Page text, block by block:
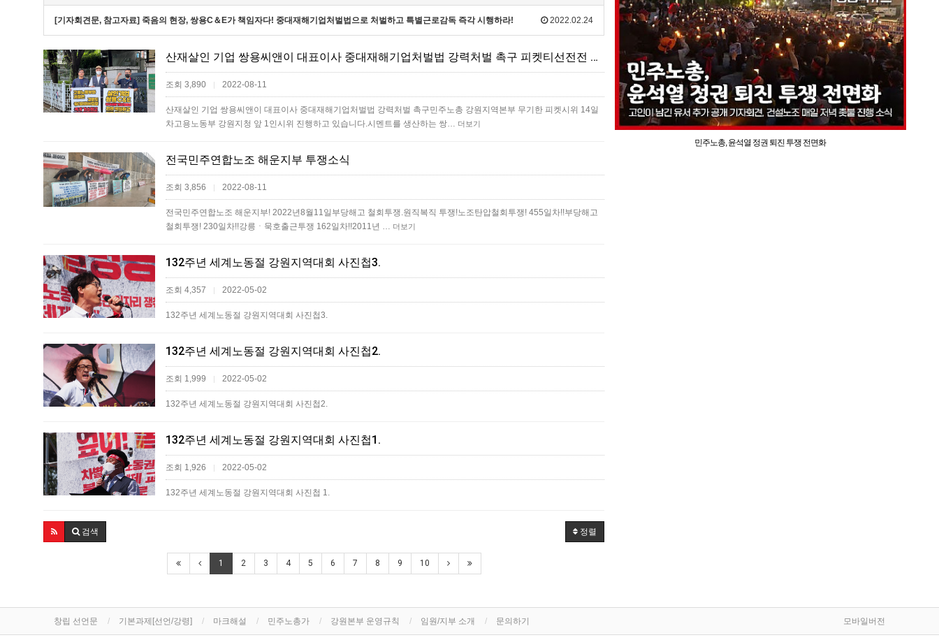
2022.02.24
[기자회견문, 참고자료] 죽음의 현장, 쌍용C＆E가 책임자다! 중대재해기업처벌법으로 처벌하고 특별근로감독 즉각 시행하라!
산재살인 기업 쌍용씨앤이 대표이사 중대재해기업처벌법 강력처벌 촉구 피켓티선전전 진행 중
조회 3,890 | 2022-08-11
산재살인 기업 쌍용씨앤이 대표이사 중대재해기업처벌법 강력처벌 촉구민주노총 강원지역본부 무기한 피켓시위 14일
차고용노동부 강원지청 앞 1인시위 진행하고 있습니다.시멘트를 생산하는 쌍… 더보기
전국민주연합노조 해운지부 투쟁소식
조회 3,856 | 2022-08-11
전국민주연합노조 해운지부! 2022년8월11일부당해고 철회투쟁.원직복직 투쟁!노조탄압철회투쟁! 455일차!!부당해고
철회투쟁! 230일차!!강릉ㆍ묵호출근투쟁 162일차!!2011년 … 더보기
132주년 세계노동절 강원지역대회 사진첩3.
조회 4,357 | 2022-05-02
132주년 세계노동절 강원지역대회 사진첩3.
132주년 세계노동절 강원지역대회 사진첩2.
조회 1,999 | 2022-05-02
132주년 세계노동절 강원지역대회 사진첩2.
132주년 세계노동절 강원지역대회 사진첩1.
조회 1,926 | 2022-05-02
132주년 세계노동절 강원지역대회 사진첩 1.
정렬
검색
1 2 3 4 5 6 7 8 9 10
민주노총, 윤석열 정권 퇴진 투쟁 전면화
창립 선언문 기본과제[선언/강령] 마크해설 민주노총가 강원본부 운영규칙 임원/지부 소개 문의하기 모바일버전